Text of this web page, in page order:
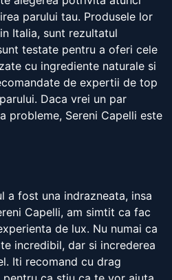
parului tau. Produsele lor
Italia, sunt rezultatul
testate pentru a oferi cele
cu ingrediente naturale si
de expertii de top
Daca vrei un par
probleme, Sereni Capelli este
a fost una indrazneata, insa
Capelli, am simtit ca fac
de lux. Nu numai ca
incredibil, dar si increderea
Iti recomand cu drag